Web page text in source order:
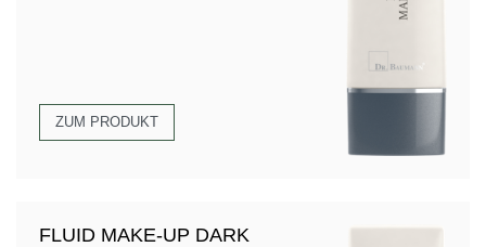
ZUM PRODUKT
FLUID MAKE-UP DARK